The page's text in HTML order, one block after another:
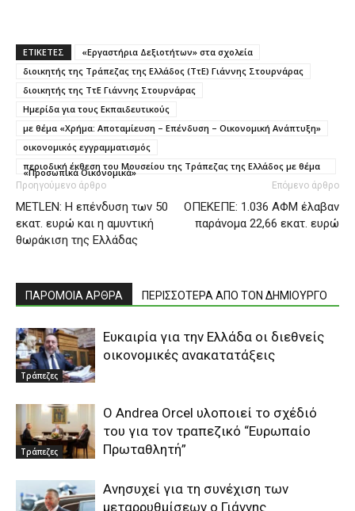
ΕΤΙΚΕΤΕΣ
«Εργαστήρια Δεξιοτήτων» στα σχολεία
διοικητής της Τράπεζας της Ελλάδος (ΤτΕ) Γιάννης Στουρνάρας
διοικητής της ΤτΕ Γιάννης Στουρνάρας
Ημερίδα για τους Εκπαιδευτικούς
με θέμα «Χρήμα: Αποταμίευση – Επένδυση – Οικονομική Ανάπτυξη»
οικονομικός εγγραμματισμός
περιοδική έκθεση του Μουσείου της Τράπεζας της Ελλάδος με θέμα
«Προσωπικά Οικονομικά»
Προηγούμενο άρθρο
METLEN: Η επένδυση των 50
εκατ. ευρώ και η αμυντική
θωράκιση της Ελλάδας
Επόμενο άρθρο
ΟΠΕΚΕΠΕ: 1.036 ΑΦΜ έλαβαν
παράνομα 22,66 εκατ. ευρώ
ΠΑΡΟΜΟΙΑ ΑΡΘΡΑ ΠΕΡΙΣΣΟΤΕΡΑ ΑΠΟ ΤΟΝ ΔΗΜΙΟΥΡΓΟ
Τράπεζες
Ευκαιρία για την Ελλάδα οι διεθνείς
οικονομικές ανακατατάξεις
Τράπεζες
O Andrea Orcel υλοποιεί το σχέδιό
του για τον τραπεζικό “Ευρωπαίο
Πρωταθλητή”
Ανησυχεί για τη συνέχιση των
μεταρρυθμίσεων ο Γιάννης